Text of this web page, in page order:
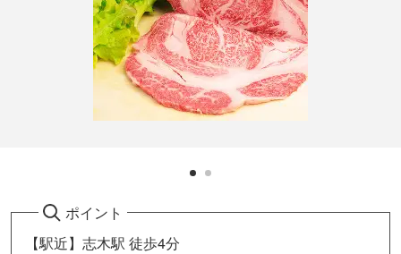
ポイント
【駅近】志木駅 徒歩4分